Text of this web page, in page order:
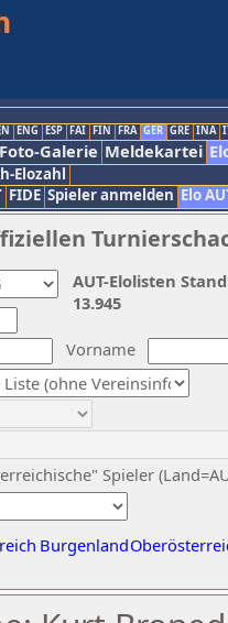
ENG ESP FAI FIN FRA GER GRE INA
Foto-Galerie Meldekartei
Elozahl
FIDE Spieler anmelden Elo
Vorname
Spieler
Burgenland
AUT-Elolisten
13.945